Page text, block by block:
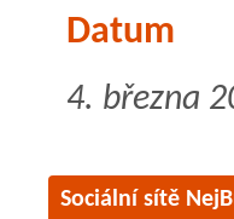
Datum
4. března
Sociální sítě